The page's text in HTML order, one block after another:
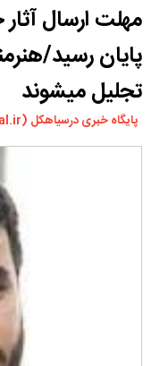
مهلت ارسال
پایان رسید/
تجلیل میشوند
پایگاه خبری درسیاهکل (DarSiahkal.ir)